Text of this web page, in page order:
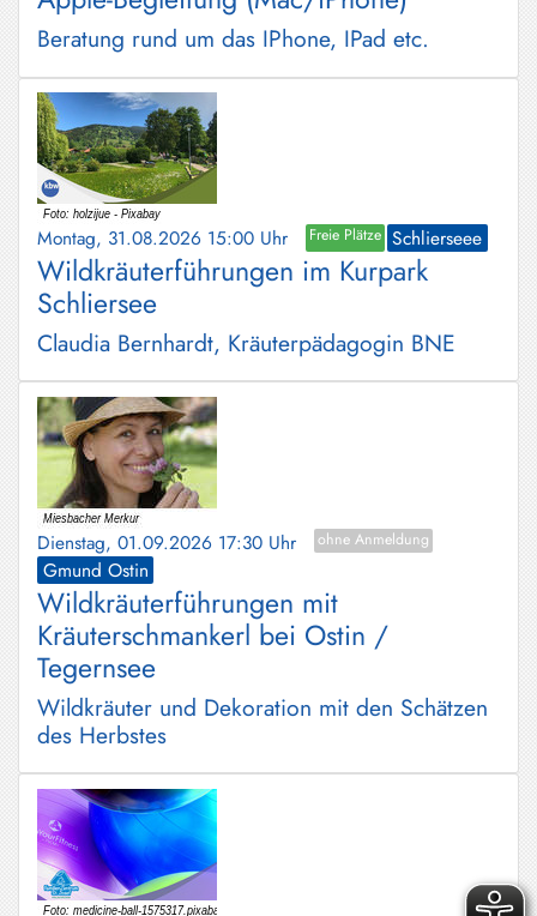
Beratung rund um das IPhone, IPad etc.
Montag, 31.08.2026 15:00 Uhr Freie Plätze Schlierseee
Wildkräuterführungen im Kurpark
Schliersee
Claudia Bernhardt, Kräuterpädagogin BNE
Dienstag, 01.09.2026 17:30 Uhr ohne Anmeldung
Gmund Ostin
Wildkräuterführungen mit
Kräuterschmankerl bei Ostin /
Tegernsee
Wildkräuter und Dekoration mit den Schätzen
des Herbstes